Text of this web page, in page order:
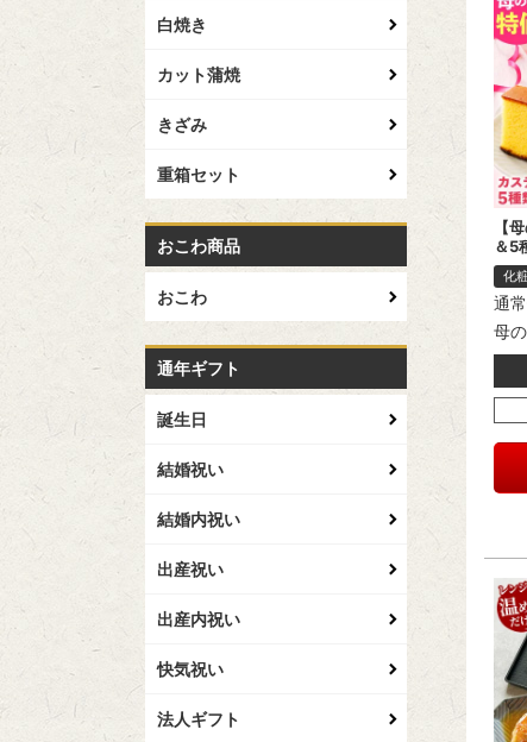
白焼き
カット蒲焼
きざみ
重箱セット
おこわ商品
おこわ
通年ギフト
誕生日
結婚祝い
結婚内祝い
出産祝い
出産内祝い
快気祝い
法人ギフト
【
＆5
化
通
母